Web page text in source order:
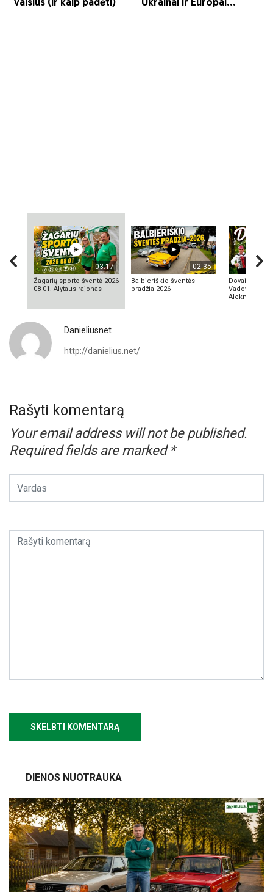
03:17
Žagarių sporto šventė 2026
08 01. Alytaus rajonas
02:35
Balbieriškio šventės
pradžia-2026
Dovainonių
Vadovas
Aleknavičius
Danieliusnet
http://danielius.net/
Rašyti komentarą
Your email address will not be published.
Required fields are marked *
DIENOS NUOTRAUKA